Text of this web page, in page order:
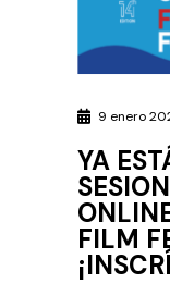
9 enero
YA
FILM